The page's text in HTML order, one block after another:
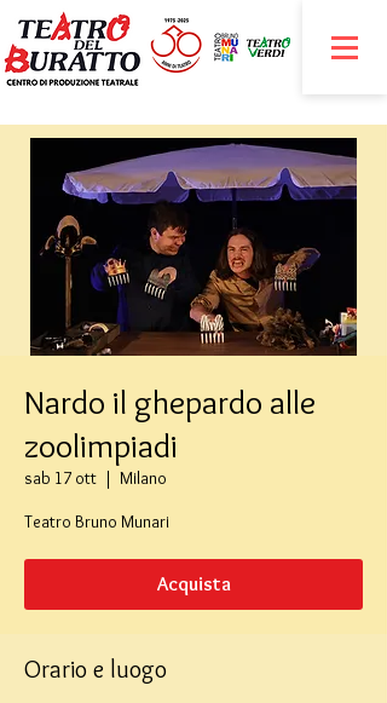
Nardo il ghepardo alle
zoolimpiadi
sab 17 ott
  |
Milano
Teatro Bruno Munari
Acquista
Orario e luogo